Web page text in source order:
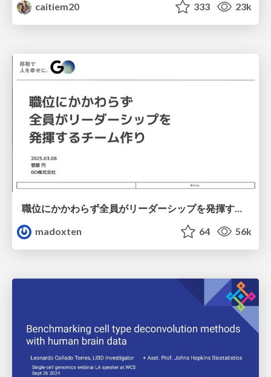
caitiem20
333 23k
職位にかかわらず全員がリーダーシップを発揮するチーム作り / Building a team where everyone can demonstrate leadership regardless of position
madoxten
64 56k